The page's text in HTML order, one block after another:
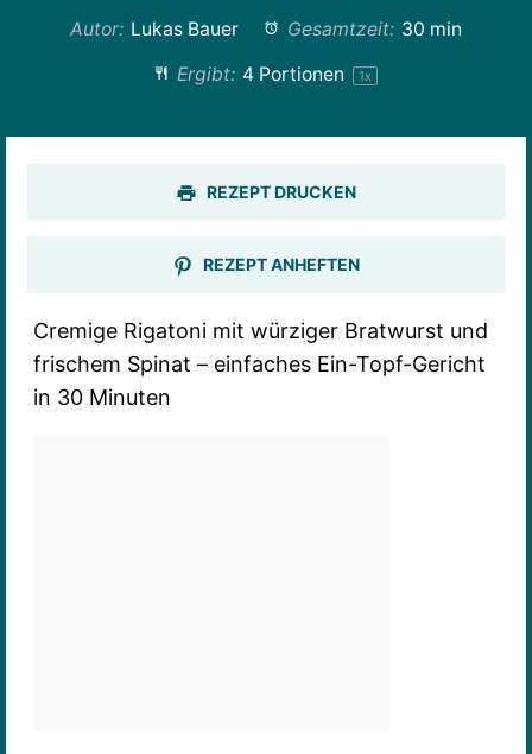
Autor: Lukas Bauer Gesamtzeit: 30 min
Ergibt: 4 Portionen 1x
REZEPT DRUCKEN
REZEPT ANHEFTEN
Cremige Rigatoni mit würziger Bratwurst und
frischem Spinat – einfaches Ein-Topf-Gericht
in 30 Minuten